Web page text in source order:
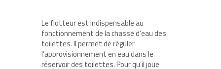
Le flotteur est indispensable au
fonctionnement de la chasse d’eau des
toilettes. Il permet de réguler
l’approvisionnement en eau dans le
réservoir des toilettes. Pour qu’il joue